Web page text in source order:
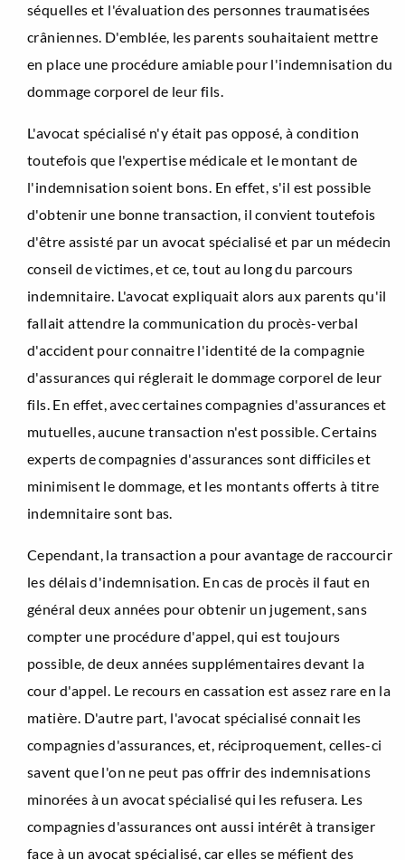
séquelles et l'évaluation des personnes traumatisées
crâniennes. D'emblée, les parents souhaitaient mettre
en place une procédure amiable pour l'indemnisation du
dommage corporel de leur fils.
L'avocat spécialisé n'y était pas opposé, à condition
toutefois que l'expertise médicale et le montant de
l'indemnisation soient bons. En effet, s'il est possible
d'obtenir une bonne transaction, il convient toutefois
d'être assisté par un avocat spécialisé et par un médecin
conseil de victimes, et ce, tout au long du parcours
indemnitaire. L'avocat expliquait alors aux parents qu'il
fallait attendre la communication du procès-verbal
d'accident pour connaitre l'identité de la compagnie
d'assurances qui réglerait le dommage corporel de leur
fils. En effet, avec certaines compagnies d'assurances et
mutuelles, aucune transaction n'est possible. Certains
experts de compagnies d'assurances sont difficiles et
minimisent le dommage, et les montants offerts à titre
indemnitaire sont bas.
Cependant, la transaction a pour avantage de raccourcir
les délais d'indemnisation. En cas de procès il faut en
général deux années pour obtenir un jugement, sans
compter une procédure d'appel, qui est toujours
possible, de deux années supplémentaires devant la
cour d'appel. Le recours en cassation est assez rare en la
matière. D'autre part, l'avocat spécialisé connait les
compagnies d'assurances, et, réciproquement, celles-ci
savent que l'on ne peut pas offrir des indemnisations
minorées à un avocat spécialisé qui les refusera. Les
compagnies d'assurances ont aussi intérêt à transiger
face à un avocat spécialisé, car elles se méfient des